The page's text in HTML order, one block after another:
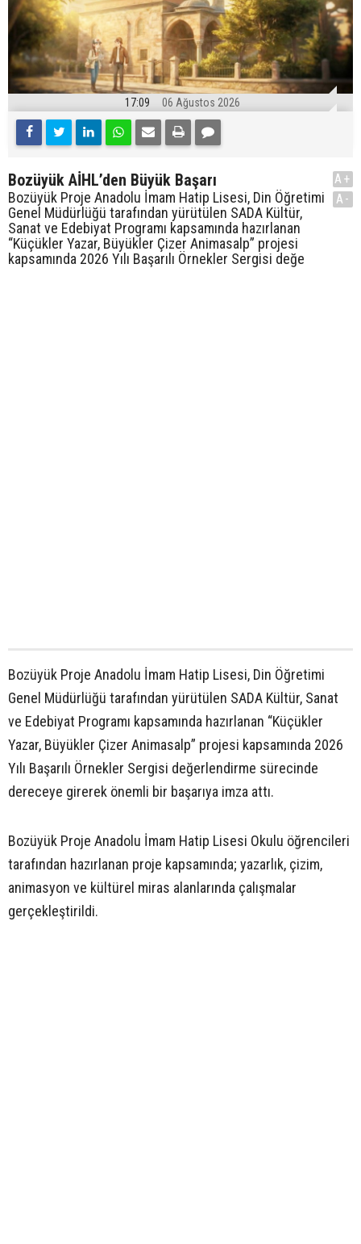
17:09 06 Ağustos 2026
Bozüyük AİHL’den Büyük Başarı
Bozüyük Proje Anadolu İmam Hatip Lisesi, Din Öğretimi
Genel Müdürlüğü tarafından yürütülen SADA Kültür,
Sanat ve Edebiyat Programı kapsamında hazırlanan
“Küçükler Yazar, Büyükler Çizer Animasalp” projesi
kapsamında 2026 Yılı Başarılı Örnekler Sergisi değe
A+
A-
Bozüyük Proje Anadolu İmam Hatip Lisesi, Din Öğretimi
Genel Müdürlüğü tarafından yürütülen SADA Kültür, Sanat
ve Edebiyat Programı kapsamında hazırlanan “Küçükler
Yazar, Büyükler Çizer Animasalp” projesi kapsamında 2026
Yılı Başarılı Örnekler Sergisi değerlendirme sürecinde
dereceye girerek önemli bir başarıya imza attı.
Bozüyük Proje Anadolu İmam Hatip Lisesi Okulu öğrencileri
tarafından hazırlanan proje kapsamında; yazarlık, çizim,
animasyon ve kültürel miras alanlarında çalışmalar
gerçekleştirildi.